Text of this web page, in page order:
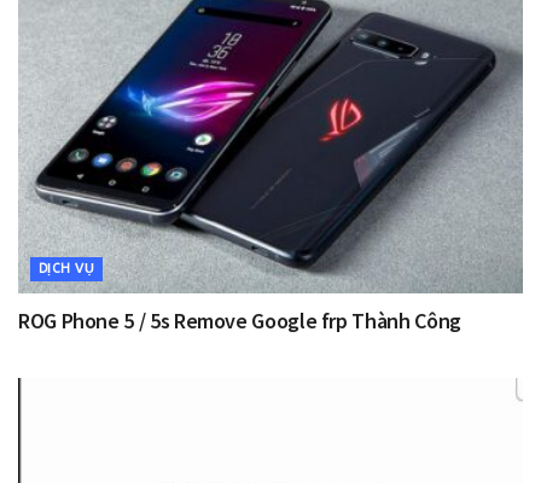
DỊCH VỤ
ROG Phone 5 / 5s Remove Google frp Thành Công